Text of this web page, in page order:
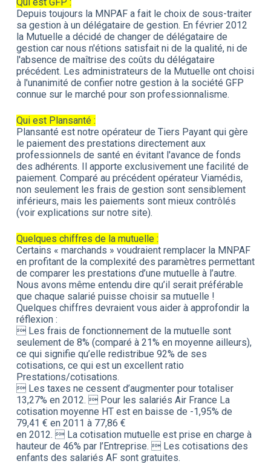
Depuis toujours la MNPAF a fait le choix de sous-traiter
sa gestion à un délégataire de gestion. En février 2012
la Mutuelle a décidé de changer de délégataire de
gestion car nous n'étions satisfait ni de la qualité, ni de
l'absence de maîtrise des coûts du délégataire
précédent. Les administrateurs de la Mutuelle ont choisi
à l'unanimité de confier notre gestion à la société GFP
connue sur le marché pour son professionnalisme.
Qui est Plansanté :
Plansanté est notre opérateur de Tiers Payant qui gère
le paiement des prestations directement aux
professionnels de santé en évitant l'avance de fonds
des adhérents. Il apporte exclusivement une facilité de
paiement. Comparé au précédent opérateur Viamédis,
non seulement les frais de gestion sont sensiblement
inférieurs, mais les paiements sont mieux contrôlés
(voir explications sur notre site).
Quelques chiffres de la mutuelle :
Certains « marchands » voudraient remplacer la MNPAF
en profitant de la complexité des paramètres permettant
de comparer les prestations d’une mutuelle à l’autre.
Nous avons même entendu dire qu’il serait préférable
que chaque salarié puisse choisir sa mutuelle !
Quelques chiffres devraient vous aider à approfondir la
réflexion :
 Les frais de fonctionnement de la mutuelle sont
seulement de 8% (comparé à 21% en moyenne ailleurs),
ce qui signifie qu’elle redistribue 92% de ses
cotisations, ce qui est un excellent ratio
Prestations/cotisations.
 Les taxes ne cessent d’augmenter pour totaliser
13,27% en 2012.  Pour les salariés Air France La
cotisation moyenne HT est en baisse de -1,95% de
79,41 € en 2011 à 77,86 €
en 2012.  La cotisation mutuelle est prise en charge à
hauteur de 46% par l’Entreprise.  Les cotisations des
enfants des salariés AF sont gratuites.